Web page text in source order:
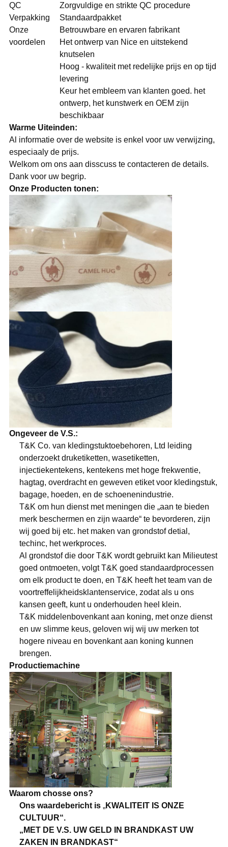
QC
Zorgvuldige en strikte QC procedure
Verpakking
Standaardpakket
Onze
voordelen
Betrouwbare en ervaren fabrikant
Het ontwerp van Nice en uitstekend
knutselen
Hoog - kwaliteit met redelijke prijs en op tijd
levering
Keur het embleem van klanten goed. het
ontwerp, het kunstwerk en OEM zijn
beschikbaar
Warme Uiteinden:
Al informatie over de website is enkel voor uw verwijzing,
especiaaly de prijs.
Welkom om ons aan disscuss te contacteren de details.
Dank voor uw begrip.
Onze Producten tonen:
Ongeveer de V.S.:
T&K Co. van kledingstuktoebehoren, Ltd leiding
onderzoekt druketiketten, wasetiketten,
injectiekentekens, kentekens met hoge frekwentie,
hagtag, overdracht en geweven etiket voor kledingstuk,
bagage, hoeden, en de schoenenindustrie.
T&K om hun dienst met meningen die „aan te bieden
merk beschermen en zijn waarde“ te bevorderen, zijn
wij goed bij etc. het maken van grondstof detial,
techinc, het werkproces.
Al grondstof die door T&K wordt gebruikt kan Milieutest
goed ontmoeten, volgt T&K goed standaardprocessen
om elk product te doen, en T&K heeft het team van de
voortreffelijkheidsklantenservice, zodat als u ons
kansen geeft, kunt u onderhouden heel klein.
T&K middelenbovenkant aan koning, met onze dienst
en uw slimme keus, geloven wij wij uw merken tot
hogere niveau en bovenkant aan koning kunnen
brengen.
Productiemachine
Waarom chosse ons?
Ons waardebericht is„KWALITEIT IS ONZE
CULTUUR“.
„MET DE V.S. UW GELD IN BRANDKAST UW
ZAKEN IN BRANDKAST“